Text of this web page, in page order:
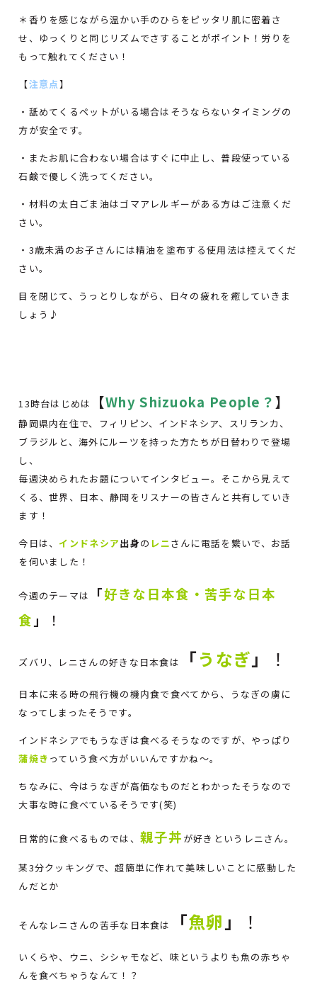
＊香りを感じながら温かい手のひらをピッタリ肌に密着さ
せ、ゆっくりと同じリズムでさすることがポイント！労りを
もって触れてください！
【注意点】
・舐めてくるペットがいる場合はそうならないタイミングの
方が安全です。
・またお肌に合わない場合はすぐに中止し、普段使っている
石鹸で優しく洗ってください。
・材料の太白ごま油はゴマアレルギーがある方はご注意くだ
さい。
・3歳未満のお子さんには精油を塗布する使用法は控えてくだ
さい。
目を閉じて、うっとりしながら、日々の疲れを癒していきま
しょう♪
13時台はじめは 【Why Shizuoka People？】
静岡県内在住で、フィリピン、インドネシア、スリランカ、
ブラジルと、海外にルーツを持った方たちが日替わりで登場
し、
毎週決められたお題についてインタビュー。そこから見えて
くる、世界、日本、静岡をリスナーの皆さんと共有していき
ます！
今日は、 インドネシア出身の レニさんに電話を繋いで、お話
を伺いました！
今週のテーマは 「好きな日本食・苦手な日本
食 」 ！
ズバリ、レニさんの好きな日本食は 「うなぎ」 ！
日本に来る時の飛行機の機内食で食べてから、うなぎの虜に
なってしまったそうです。
インドネシアでもうなぎは食べるそうなのですが、やっぱり
蒲焼き っていう食べ方がいいんですかね～。
ちなみに、今はうなぎが高価なものだとわかったそうなので
大事な時に食べているそうです(笑)
日常的に食べるものでは、 親子丼 が好きというレニさん。
某3分クッキングで、超簡単に作れて美味しいことに感動した
んだとか
そんなレニさんの苦手な日本食は 「魚卵」 ！
いくらや、ウニ、シシャモなど、味というよりも魚の赤ちゃ
んを食べちゃうなんて！？